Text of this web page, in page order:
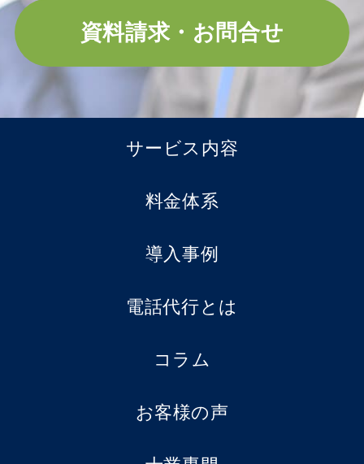
資料請求・お問合せ
サービス内容
料金体系
導入事例
電話代行とは
コラム
お客様の声